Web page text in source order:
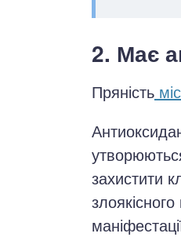
2. Має
Пряність
захистити